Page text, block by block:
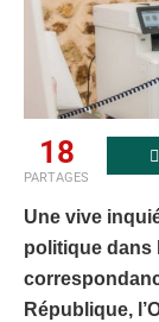
18
PARTAGES
Une vive
politique dans
République,